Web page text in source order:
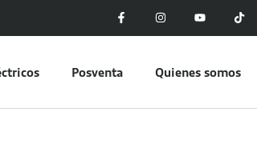
Posventa Quienes somos